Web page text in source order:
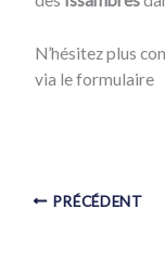
N’hésitez plus
via le formulaire
PRÉCÉDENT